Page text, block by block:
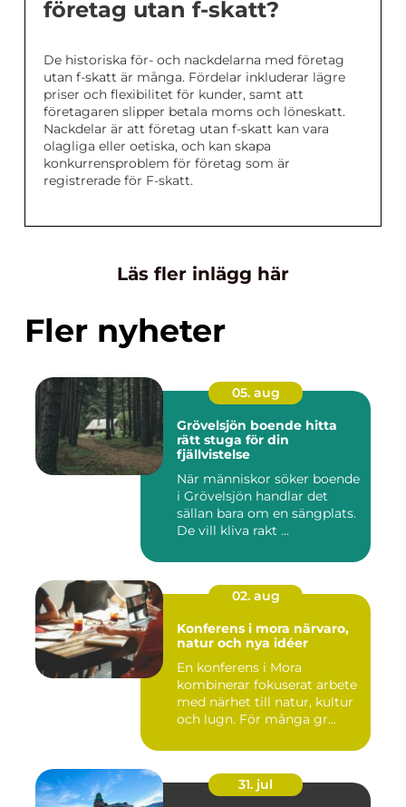
företag utan f-skatt?
De historiska för- och nackdelarna med företag
utan f-skatt är många. Fördelar inkluderar lägre
priser och flexibilitet för kunder, samt att
företagaren slipper betala moms och löneskatt.
Nackdelar är att företag utan f-skatt kan vara
olagliga eller oetiska, och kan skapa
konkurrensproblem för företag som är
registrerade för F-skatt.
Läs fler inlägg här
Fler nyheter
05. aug
Grövelsjön boende hitta
rätt stuga för din
fjällvistelse
När människor söker boende
i Grövelsjön handlar det
sällan bara om en sängplats.
De vill kliva rakt ...
02. aug
Konferens i mora närvaro,
natur och nya idéer
En konferens i Mora
kombinerar fokuserat arbete
med närhet till natur, kultur
och lugn. För många gr...
31. jul